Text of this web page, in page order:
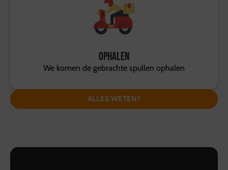
Ophalen
We komen de gebrachte spullen ophalen
ALLES WETEN?